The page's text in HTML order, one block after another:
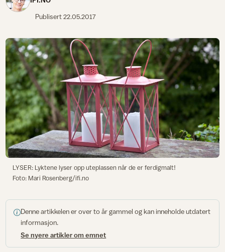
Publisert22.05.2017
LYSER: Lyktene lyser opp uteplassen når de er ferdigmalt!
Foto: Mari Rosenberg/ifi.no
Denne artikkelen er over to år gammel og kan inneholde utdatert
informasjon.
Se nyere artikler om emnet